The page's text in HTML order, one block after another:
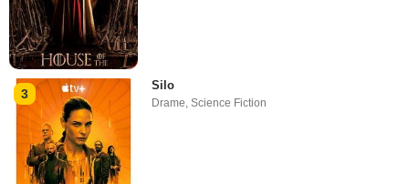
3
Silo
Drame ,Science Fiction